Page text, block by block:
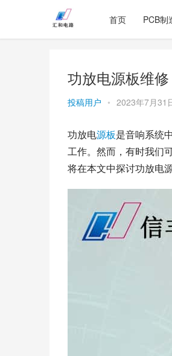
首页 PCB制
功放电源板维
投稿用户 • 2023年7月31
功放电源板是音响系统
工作。然而，有时我们
将在本文中探讨功放电